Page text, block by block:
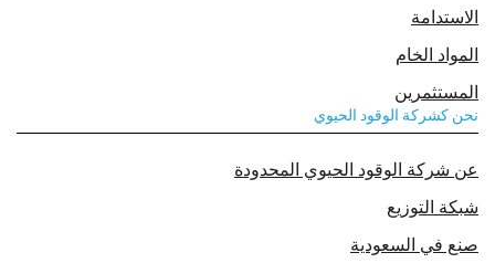
الاستدامة
المواد الخام
المستثمرين
نحن كشركة الوقود الحيوي
عن شركة الوقود الحيوي المحدودة
شبكة التوزيع
صنع في السعودية